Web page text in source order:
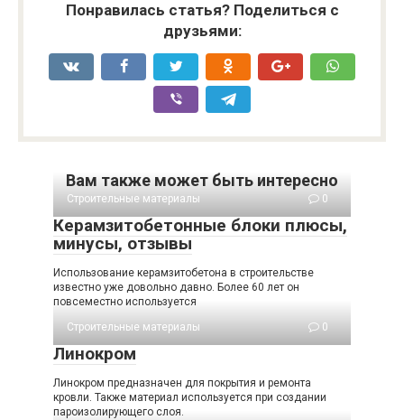
Понравилась статья? Поделиться с
друзьями:
Вам также может быть интересно
Строительные материалы 0
Керамзитобетонные блоки плюсы,
минусы, отзывы
Использование керамзитобетона в строительстве
известно уже довольно давно. Более 60 лет он
повсеместно используется
Строительные материалы
0
Линокром
Линокром предназначен для покрытия и ремонта
кровли. Также материал используется при создании
пароизолирующего слоя.